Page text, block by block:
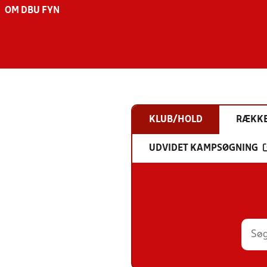
OM DBU FYN
KLUB/HOLD
UDVIDET KAMPSØGNING